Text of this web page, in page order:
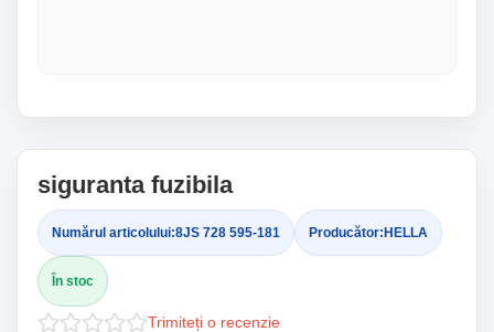
siguranta fuzibila
Numărul articolului:8JS 728 595-181 Producător: HELLA
În stoc
Trimiteți o recenzie